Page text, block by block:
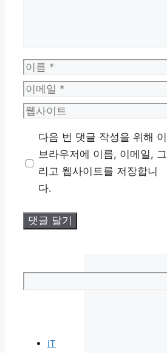
이
름
이
메
일
웹
트
다음 번 댓글 작성을 위해 이
브라우저에 이름, 이메일, 그
리고 웹사이트를 저장합니
다.
IT